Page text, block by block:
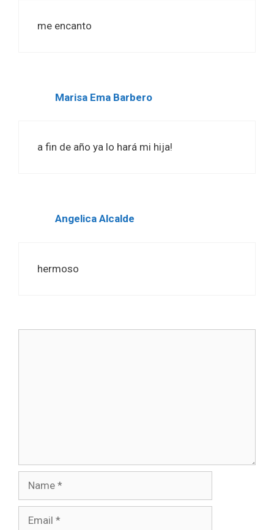
me encanto
Marisa Ema Barbero
a fin de año ya lo hará mi hija!
Angelica Alcalde
hermoso